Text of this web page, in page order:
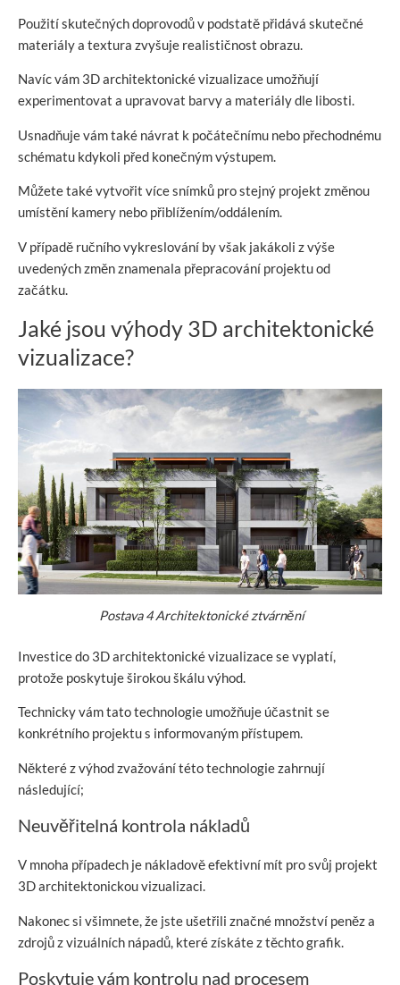
Použití skutečných doprovodů v podstatě přidává skutečné
materiály a textura zvyšuje realističnost obrazu.
Navíc vám 3D architektonické vizualizace umožňují
experimentovat a upravovat barvy a materiály dle libosti.
Usnadňuje vám také návrat k počátečnímu nebo přechodnému
schématu kdykoli před konečným výstupem.
Můžete také vytvořit více snímků pro stejný projekt změnou
umístění kamery nebo přiblížením/oddálením.
V případě ručního vykreslování by však jakákoli z výše
uvedených změn znamenala přepracování projektu od
začátku.
Jaké jsou výhody 3D architektonické
vizualizace?
Postava4Architektonické ztvárnění
Investice do 3D architektonické vizualizace se vyplatí,
protože poskytuje širokou škálu výhod.
Technicky vám tato technologie umožňuje účastnit se
konkrétního projektu s informovaným přístupem.
Některé z výhod zvažování této technologie zahrnují
následující;
Neuvěřitelná kontrola nákladů
V mnoha případech je nákladově efektivní mít pro svůj projekt
3D architektonickou vizualizaci.
Nakonec si všimnete, že jste ušetřili značné množství peněz a
zdrojů z vizuálních nápadů, které získáte z těchto grafik.
Poskytuje vám kontrolu nad procesem